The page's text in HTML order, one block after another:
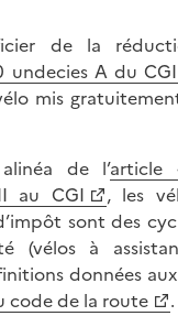
de la
undecies A du CGI
mis
de l’article
au CGI
, les
sont des
(vélos à
données
code de la route .